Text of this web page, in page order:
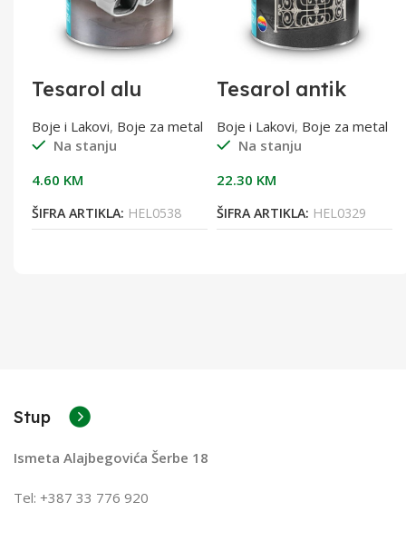
Tesarol alu
0,20L
Boje i Lakovi, Boje za metal
Na stanju
4.60 KM
ŠIFRA ARTIKLA: HEL0538
Tesarol antik
Boje i Lakovi, Boje za metal
Na stanju
22.30 KM
ŠIFRA ARTIKLA: HEL0329
Stup
Ismeta Alajbegovića Šerbe 18
Tel: +387 33 776 920